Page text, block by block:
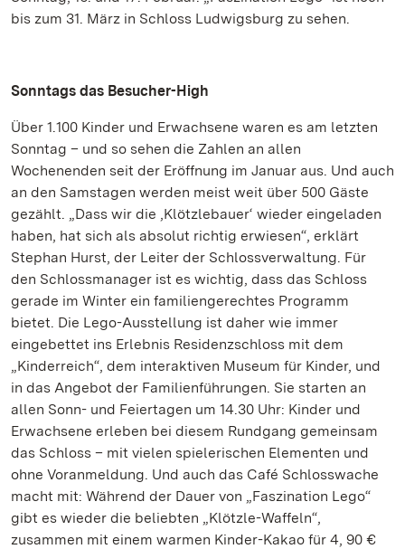
bis zum 31. März in Schloss Ludwigsburg zu sehen.
Sonntags das Besucher-High
Über 1.100 Kinder und Erwachsene waren es am letzten
Sonntag – und so sehen die Zahlen an allen
Wochenenden seit der Eröffnung im Januar aus. Und auch
an den Samstagen werden meist weit über 500 Gäste
gezählt. „Dass wir die ‚Klötzlebauer‘ wieder eingeladen
haben, hat sich als absolut richtig erwiesen“, erklärt
Stephan Hurst, der Leiter der Schlossverwaltung. Für
den Schlossmanager ist es wichtig, dass das Schloss
gerade im Winter ein familiengerechtes Programm
bietet. Die Lego-Ausstellung ist daher wie immer
eingebettet ins Erlebnis Residenzschloss mit dem
„Kinderreich“, dem interaktiven Museum für Kinder, und
in das Angebot der Familienführungen. Sie starten an
allen Sonn- und Feiertagen um 14.30 Uhr: Kinder und
Erwachsene erleben bei diesem Rundgang gemeinsam
das Schloss – mit vielen spielerischen Elementen und
ohne Voranmeldung. Und auch das Café Schlosswache
macht mit: Während der Dauer von „Faszination Lego“
gibt es wieder die beliebten „Klötzle-Waffeln“,
zusammen mit einem warmen Kinder-Kakao für 4, 90 €